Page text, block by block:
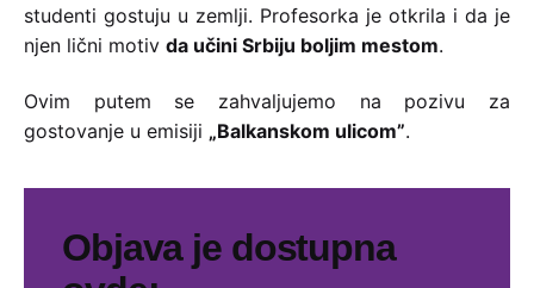
studenti gostuju u zemlji. Profesorka je otkrila i da je
njen lični motiv da učini Srbiju boljim mestom.
Ovim putem se zahvaljujemo na pozivu za
gostovanje u emisiji „Balkanskom ulicom”.
Objava je dostupna